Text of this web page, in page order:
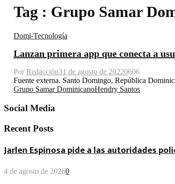
Tag : Grupo Samar
Domi-Tecnología
Lanzan primera app que conecta a
Por Redacción31 de agosto de 20220606
Fuente externa. Santo Domingo, República
Grupo Samar DominicanoHendry Santos
Social Media
Recent Posts
Jarlen Espinosa pide a las autoridades
4 de agosto de 20260